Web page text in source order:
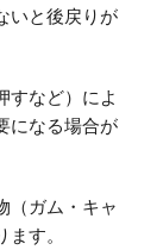
いと後戻りが
すなど）によ
になる場合が
（ガム・キャ
す。